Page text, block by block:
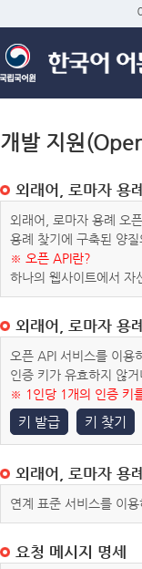
개발 지원
외래어, 로마자 용
외래어, 로마자 용례 오
용례 찾기에 구축된 양
※ 오픈 API란?
하나의 웹사이트에서 자
외래어, 로마자 용
오픈 API 서비스를 이용
인증 키가 유효하지 않
※ 1인당 1개의 인증 키
키 발급 키 찾기
외래어, 로마자 용
연계 표준 서비스를 이
요청 메시지 명세